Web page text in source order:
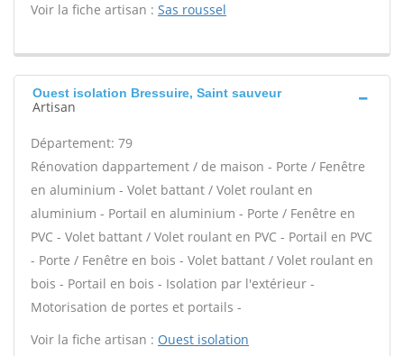
Voir la fiche artisan : Sas roussel
Ouest isolation Bressuire, Saint sauveur
Artisan
Département: 79
Rénovation dappartement / de maison - Porte / Fenêtre
en aluminium - Volet battant / Volet roulant en
aluminium - Portail en aluminium - Porte / Fenêtre en
PVC - Volet battant / Volet roulant en PVC - Portail en PVC
- Porte / Fenêtre en bois - Volet battant / Volet roulant en
bois - Portail en bois - Isolation par l'extérieur -
Motorisation de portes et portails -
Voir la fiche artisan : Ouest isolation